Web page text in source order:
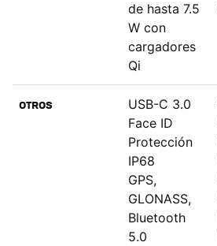
de hasta 7.5
W con
cargadores
Qi
OTROS
USB-C 3.0
Face ID
Protección
IP68
GPS,
GLONASS,
Bluetooth
5.0